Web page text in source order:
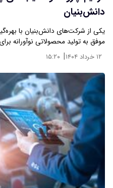
دانش‌بنیان
یکی از شرکت‌های دانش‌بنیان با
موفق به تولید محصولاتی نوآورانه
۱۲ خرداد ۱۴۰۴ | ۱۵:۲۰